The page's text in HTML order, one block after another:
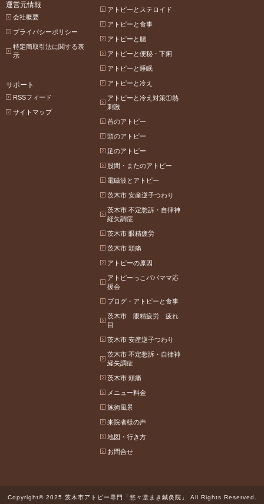
アトピーとステロイド
アトピーと食事
アトピーと腸
アトピーと便秘・下痢
アトピーと睡眠
アトピーと冷え
アトピーと冷え対策①熱
刺激
首のアトピー
頭のアトピー
足のアトピー
股間・またのアトピー
電磁波とアトピー
茨木市 安産逆子つわり
茨木市 不定愁訴・自律神
経失調症
茨木市 眼精疲労
茨木市 頭痛
アトピーの原因
アトピーっこパパママ応
援会
ブログ・アトピーと食事
茨木市 眼精疲労 疲れ
目
茨木市 安産逆子つわり
茨木市 不定愁訴・自律神
経失調症
茨木市 頭痛
メニュー料金
施術風景
来院者様の声
地図・行き方
お問合せ
運営元情報
会社概要
プライバシーポリシー
特定商取引法に関する表
示
サポート
RSSフィード
サイトマップ
Copyright© 2025 茨木市アトピー専門「悠々堂まき鍼灸院」 All Rights Reserved.